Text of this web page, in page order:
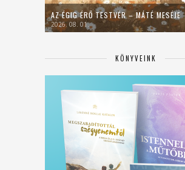
AZ ÉGIG ÉRŐ TESTVÉR – MÁTÉ MESÉJE
2026. 08. 01.
KÖNYVEINK